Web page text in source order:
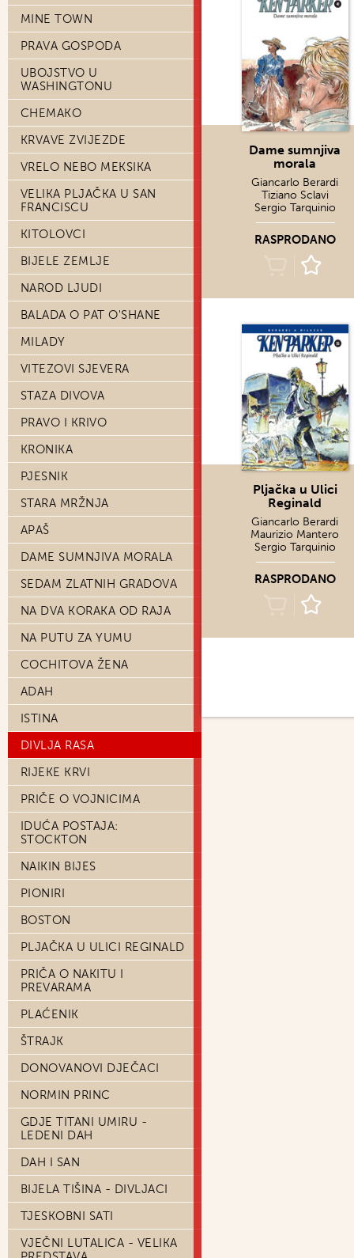
MINE TOWN
PRAVA GOSPODA
UBOJSTVO U
WASHINGTONU
CHEMAKO
KRVAVE ZVIJEZDE
VRELO NEBO MEKSIKA
VELIKA PLJAČKA U SAN
FRANCISCU
KITOLOVCI
BIJELE ZEMLJE
NAROD LJUDI
BALADA O PAT O'SHANE
MILADY
VITEZOVI SJEVERA
STAZA DIVOVA
PRAVO I KRIVO
KRONIKA
PJESNIK
STARA MRŽNJA
APAŠ
DAME SUMNJIVA MORALA
SEDAM ZLATNIH GRADOVA
NA DVA KORAKA OD RAJA
NA PUTU ZA YUMU
COCHITOVA ŽENA
ADAH
ISTINA
DIVLJA RASA
RIJEKE KRVI
PRIČE O VOJNICIMA
IDUĆA POSTAJA:
STOCKTON
NAIKIN BIJES
PIONIRI
BOSTON
PLJAČKA U ULICI REGINALD
PRIČA O NAKITU I
PREVARAMA
PLAĆENIK
ŠTRAJK
DONOVANOVI DJEČACI
NORMIN PRINC
GDJE TITANI UMIRU -
LEDENI DAH
DAH I SAN
BIJELA TIŠINA - DIVLJACI
TJESKOBNI SATI
VJEČNI LUTALICA - VELIKA
Dame sumnjiva
morala
Giancarlo Berardi
Tiziano Sclavi
Sergio Tarquinio
RASPRODANO
Pljačka u Ulici
Reginald
Giancarlo Berardi
Maurizio Mantero
Sergio Tarquinio
RASPRODANO